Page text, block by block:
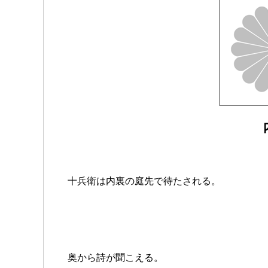
十兵衛は内裏の庭先で待たされる。
奥から詩が聞こえる。